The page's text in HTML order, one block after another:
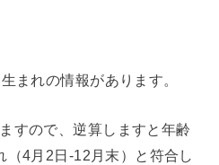
まれの情報があります。
すので、逆算しますと年齢
（4月2日-12月末）と符合し